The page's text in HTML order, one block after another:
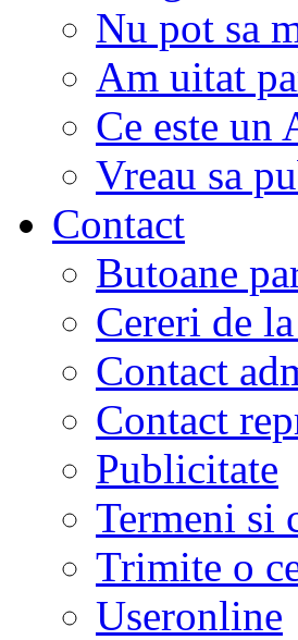
Nu pot sa
Am uitat
Ce este
Vreau sa
Contact
Butoane
Cereri de
Contact
Contact
Publicitate
Termeni si
Trimite o
Useronline